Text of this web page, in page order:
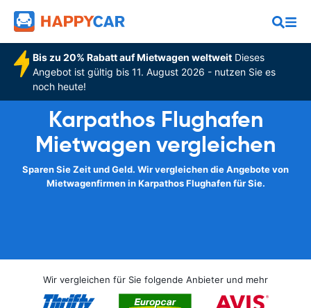
Bis zu 20% Rabatt auf Mietwagen weltweitDieses
Angebot ist gültig bis 11. August 2026 - nutzen Sie es
noch heute!
Karpathos Flughafen
Mietwagen vergleichen
Sparen Sie Zeit und Geld. Wir vergleichen die Angebote von
Mietwagenfirmen in Karpathos Flughafen für Sie.
Wir vergleichen für Sie folgende Anbieter und mehr